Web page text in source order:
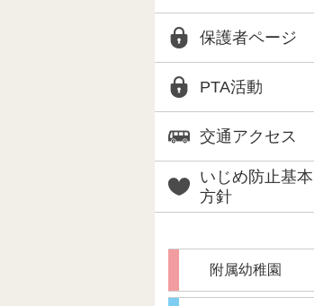
保護者ページ
PTA活動
交通アクセス
いじめ防止基本
方針
附属幼稚園